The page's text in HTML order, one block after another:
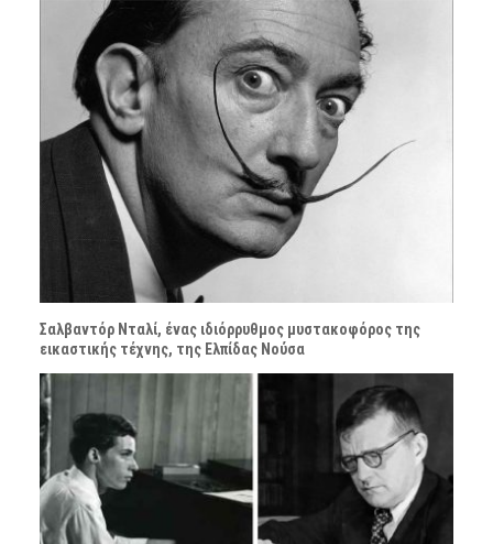
Σαλβαντόρ Νταλί, ένας ιδιόρρυθμος μυστακοφόρος της
εικαστικής τέχνης, της Ελπίδας Νούσα